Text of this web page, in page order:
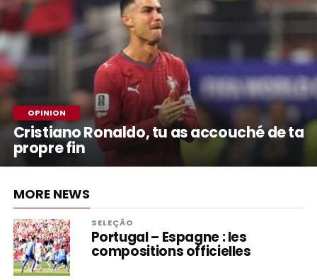
OPINION
Cristiano Ronaldo, tu as accouché de ta
propre fin
MORE NEWS
SELEÇÃO
Portugal – Espagne : les
compositions officielles